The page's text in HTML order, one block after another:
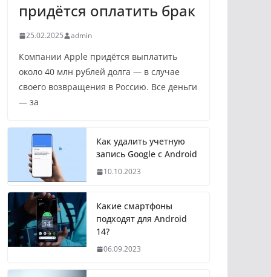
придётся оплатить брак
25.02.2025 admin
Компании Apple придётся выплатить
около 40 млн рублей долга — в случае
своего возвращения в Россию. Все деньги
— за
Как удалить учетную
запись Google с Android
10.10.2023
Какие смартфоны
подходят для Android
14?
06.09.2023